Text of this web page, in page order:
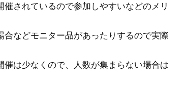
されているので参加しやすいなどのメリ
などモニター品があったりするので実際
は少なくので、人数が集まらない場合は